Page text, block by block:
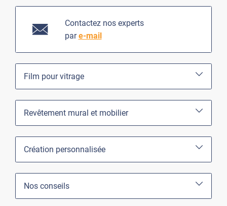
Contactez nos experts
pare-mail
Film pour vitrage
Revêtement mural et mobilier
Création personnalisée
Nos conseils